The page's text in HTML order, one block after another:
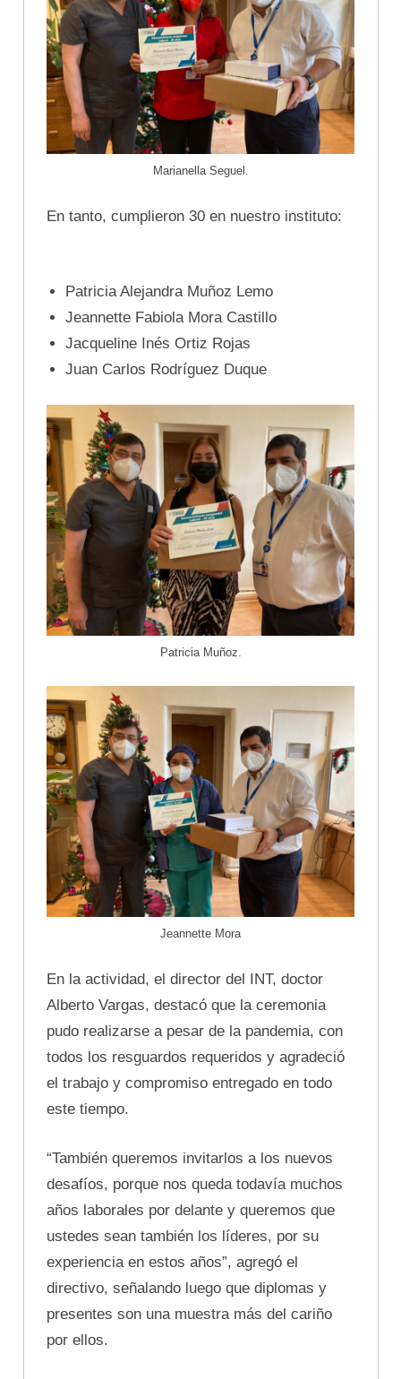
Marianella Seguel.
En tanto, cumplieron 30 en nuestro instituto:
Patricia Alejandra Muñoz Lemo
Jeannette Fabiola Mora Castillo
Jacqueline Inés Ortiz Rojas
Juan Carlos Rodríguez Duque
Patricia Muñoz.
Jeannette Mora
En la actividad, el director del INT, doctor
Alberto Vargas, destacó que la ceremonia
pudo realizarse a pesar de la pandemia, con
todos los resguardos requeridos y agradeció
el trabajo y compromiso entregado en todo
este tiempo.
“También queremos invitarlos a los nuevos
desafíos, porque nos queda todavía muchos
años laborales por delante y queremos que
ustedes sean también los líderes, por su
experiencia en estos años”, agregó el
directivo, señalando luego que diplomas y
presentes son una muestra más del cariño
por ellos.